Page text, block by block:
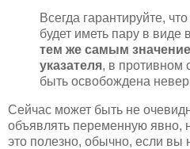
Всегда гарантируйте,
будет иметь пару в виде
тем же самым
указателя, в противном
быть освобождена
Сейчас может быть не
объявлять переменную явно,
это полезно, обычно, если вы